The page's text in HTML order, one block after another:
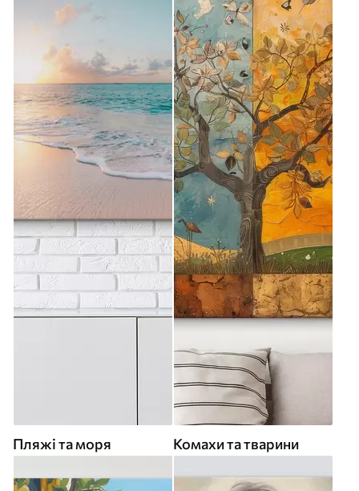
Пляжі та моря Комахи та тварини